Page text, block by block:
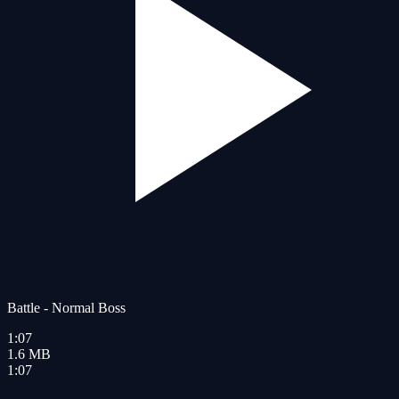
Battle - Normal Boss
1:07
1.6 MB
1:07